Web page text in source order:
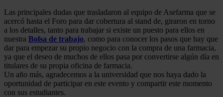
Las principales dudas que trasladaron al equipo de Asefarma que se
acercó hasta el Foro para dar cobertura al stand de, giraron en torno
a los detalles, tanto para trabajar si existe un puesto para ellos en
nuestra Bolsa de trabajo, como para conocer los pasos que hay que
dar para empezar su propio negocio con la compra de una farmacia,
ya que el deseo de muchos de ellos pasa por convertirse algún día en
titulares de su propia oficina de farmacia.
Un año más, agradecemos a la universidad que nos haya dado la
oportunidad de participar en este evento y compartir este momento
con sus estudiantes.